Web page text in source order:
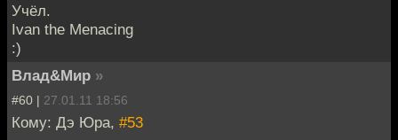
Учёл.
Ivan the Menacing
:)
Влад&Мир »
#60 | 27.01.11 18:56
Кому: Дэ Юра, #53